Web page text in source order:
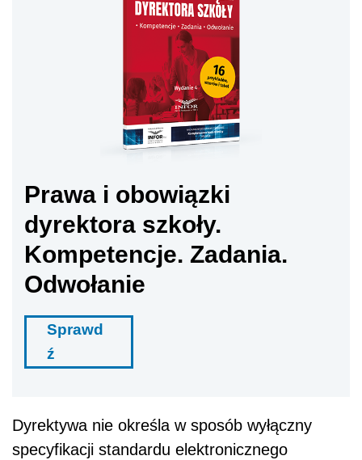
Prawa i obowiązki
dyrektora szkoły.
Kompetencje. Zadania.
Odwołanie
Sprawd
ź
Dyrektywa nie określa w sposób wyłączny
specyfikacji standardu elektronicznego